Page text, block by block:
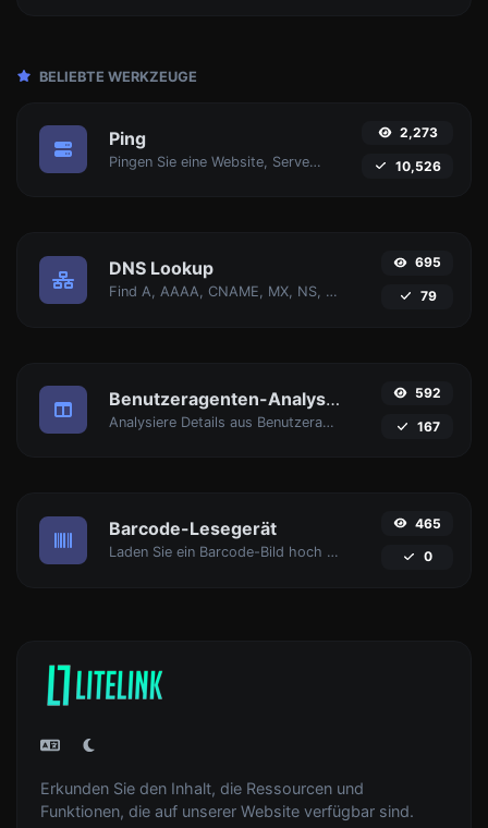
BELIEBTE WERKZEUGE
Ping
Pingen Sie eine Website, Server oder Port an.
2,273
10,526
DNS Lookup
Find A, AAAA, CNAME, MX, NS, TXT, SOA DNS-Einträge eines Hosts.
695
79
Benutzeragenten-Analysator
Analysiere Details aus Benutzeragent-Strings.
592
167
Barcode-Lesegerät
Laden Sie ein Barcode-Bild hoch und extrahieren Sie die Daten daraus.
465
0
Erkunden Sie den Inhalt, die Ressourcen und
Funktionen, die auf unserer Website verfügbar sind.